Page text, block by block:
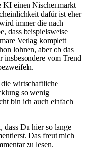
KI einen Nischenmarkt
dafür ist eher
immer die nach
dass beispielsweise
Verlag komplett
lohnen, aber ob das
vom Trend
wirtschaftliche
so wenig
bin ich auch einfach
dass Du hier so lange
Das freut mich
zu lesen.